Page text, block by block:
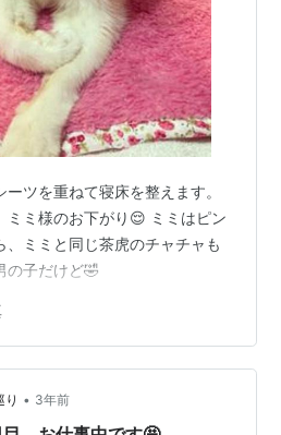
ツを重ねて寝床を整えます。
ミミ様のお下がり😌 ミミはピン
、ミミと同じ茶虎のチャチャも
の子だけど🤣
り • 3年前